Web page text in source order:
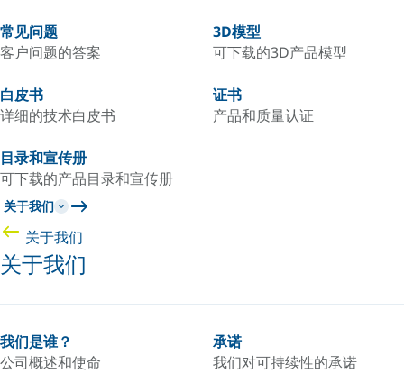
常见问题
客户问题的答案
3D模型
可下载的3D产品模型
白皮书
详细的技术白皮书
证书
产品和质量认证
目录和宣传册
可下载的产品目录和宣传册
关于我们
关于我们
关于我们
我们是谁？
公司概述和使命
承诺
我们对可持续性的承诺